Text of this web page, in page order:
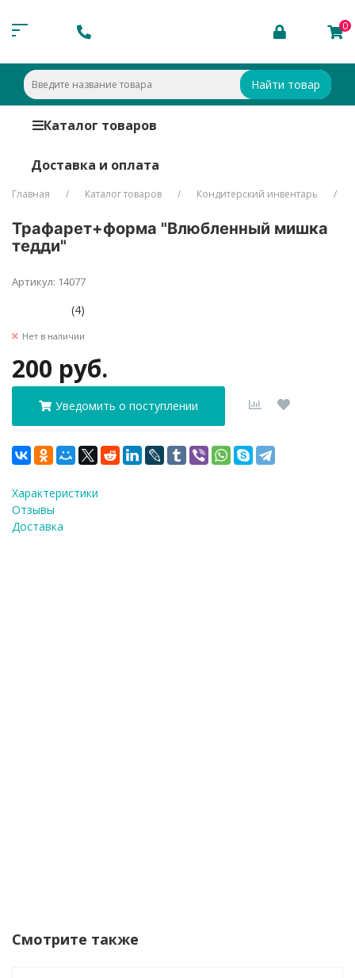
0
Найти товар
Каталог товаров
Доставка и оплата
Главная Каталог товаров Кондитерский инвентарь
Трафарет+форма "Влюбленный мишка
тедди"
Артикул: 14077
(4)
Нет в наличии
200 руб.
Уведомить о поступлении
Характеристики
Отзывы
Доставка
Смотрите также